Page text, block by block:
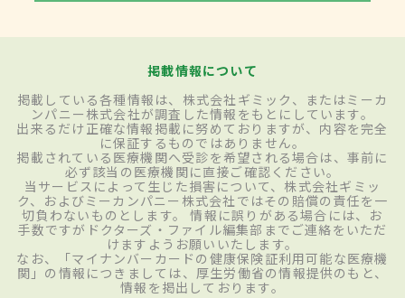
掲載情報について
掲載している各種情報は、株式会社ギミック、またはミーカ
ンパニー株式会社が調査した情報をもとにしています。
出来るだけ正確な情報掲載に努めておりますが、内容を完全
に保証するものではありません。
掲載されている医療機関へ受診を希望される場合は、事前に
必ず該当の医療機関に直接ご確認ください。
当サービスによって生じた損害について、株式会社ギミッ
ク、およびミーカンパニー株式会社ではその賠償の責任を一
切負わないものとします。 情報に誤りがある場合には、お
手数ですがドクターズ・ファイル編集部までご連絡をいただ
けますようお願いいたします。
なお、「マイナンバーカードの健康保険証利用可能な医療機
関」の情報につきましては、厚生労働省の情報提供のもと、
情報を掲出しております。